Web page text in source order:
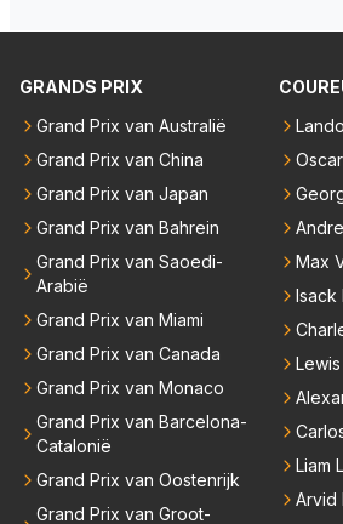
Dat was ook de enige keer dat
en had, werd hij helaas aan alle
n achterhaald. Hij moest later
technisch mankement. Het was ook de enige keer d
at Markus Winkelhock een
GRANDS PRIX
Grand Prix van Australië
Grand Prix van China
Grand Prix van Japan
Grand Prix van Bahrein
Grand Prix van Saoedi-
Arabië
Grand Prix van Miami
Grand Prix van Canada
Grand Prix van Monaco
Grand Prix van Barcelona-
Catalonië
Grand Prix van Oostenrijk
Grand Prix van Groot-
Max
Isack
Liam
Arvid